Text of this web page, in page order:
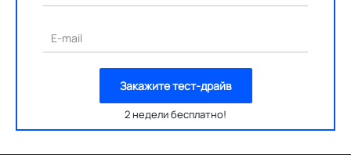
E-mail
Закажите тест-драйв
2 недели бесплатно!